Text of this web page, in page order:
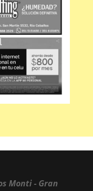
Monti - Gran